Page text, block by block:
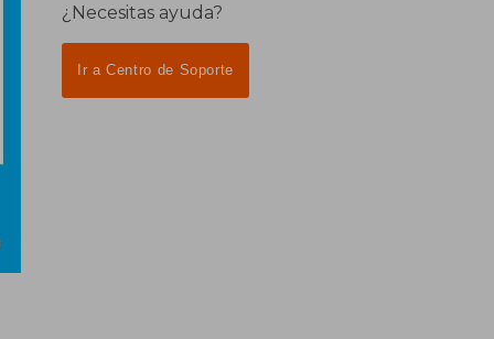
¿Necesitas ayuda?
Ir a Centro de Soporte